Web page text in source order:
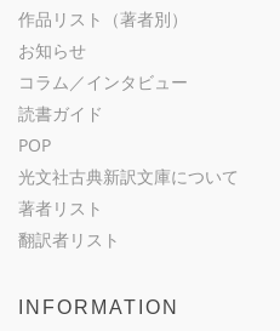
作品リスト（著者別）
お知らせ
コラム／インタビュー
読書ガイド
POP
光文社古典新訳文庫について
著者リスト
翻訳者リスト
INFORMATION